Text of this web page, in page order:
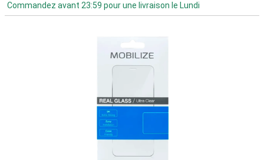
Commandez avant 23:59 pour une livraison le Lundi